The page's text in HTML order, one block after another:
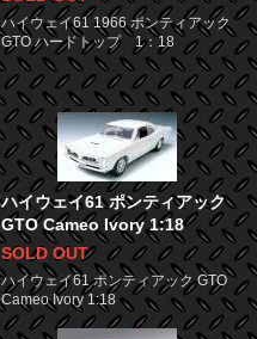
ハイウェイ61 1966 ポンティアック
GTO ハードトップ 1：18
ハイウェイ61 ポンティアック
GTO Cameo Ivory 1:18
SOLD OUT
ハイウェイ61 ポンティアック GTO
Cameo Ivory 1:18